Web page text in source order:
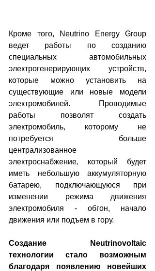
Кроме того, Neutrino Energy Group
ведет работы по созданию
специальных автомобильных
электрогенерирующих устройств,
которые можно установить на
существующие или новые модели
электромобилей. Проводимые
работы позволят создать
электромобиль, которому не
потребуется больше
централизованное
электроснабжение, который будет
иметь небольшую аккумуляторную
батарею, подключающуюся при
изменении режима движения
электромобиля - обгон, начало
движения или подъем в гору.
Создание Neutrinovoltaic
технологии стало возможным
благодаря появлению новейших